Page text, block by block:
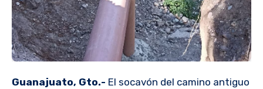
Guanajuato, Gto.- El socavón del camino antiguo